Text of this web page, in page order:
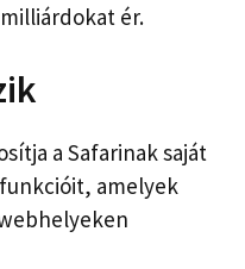
ér.
a Safarinak saját
amelyek